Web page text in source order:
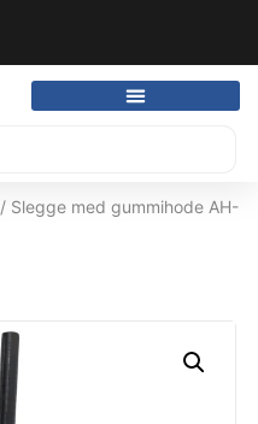
/ Slegge med gummihode AH-